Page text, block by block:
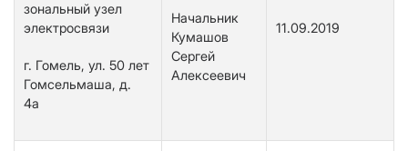
зональный узел
электросвязи
г. Гомель, ул. 50 лет
Гомсельмаша, д.
4а
Начальник
Кумашов
Сергей
Алексеевич
11.09.2019